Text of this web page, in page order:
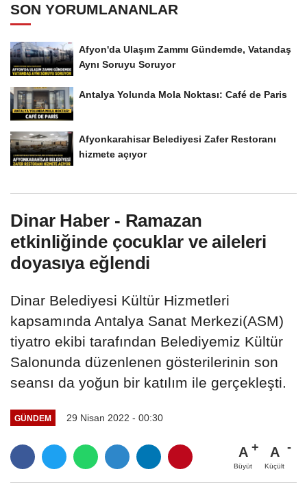
SON YORUMLANANLAR
Afyon'da Ulaşım Zammı Gündemde, Vatandaş
Aynı Soruyu Soruyor
Antalya Yolunda Mola Noktası: Café de Paris
Afyonkarahisar Belediyesi Zafer Restoranı
hizmete açıyor
Dinar Haber - Ramazan
etkinliğinde çocuklar ve aileleri
doyasıya eğlendi
Dinar Belediyesi Kültür Hizmetleri
kapsamında Antalya Sanat Merkezi(ASM)
tiyatro ekibi tarafından Belediyemiz Kültür
Salonunda düzenlenen gösterilerinin son
seansı da yoğun bir katılım ile gerçekleşti.
GÜNDEM 29 Nisan 2022 - 00:30
A
Büyüt
A
Küçült